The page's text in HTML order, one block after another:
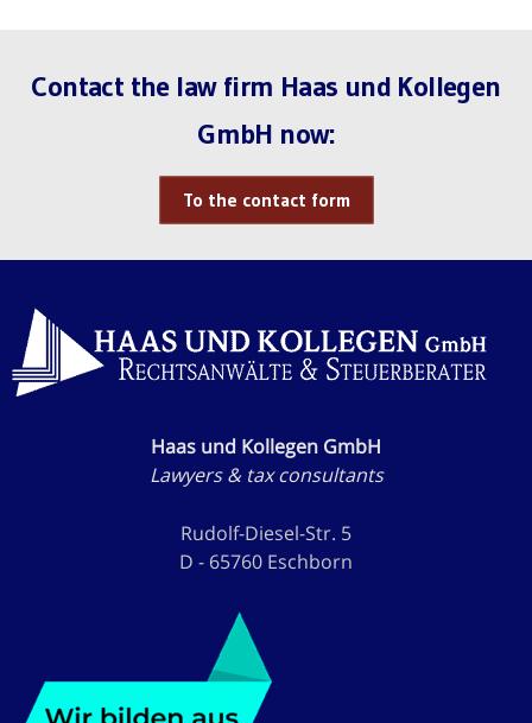
Contact the law firm Haas und Kollegen
GmbH now:
To the contact form
Haas und Kollegen GmbH
Lawyers & tax consultants
Rudolf-Diesel-Str. 5
D - 65760 Eschborn